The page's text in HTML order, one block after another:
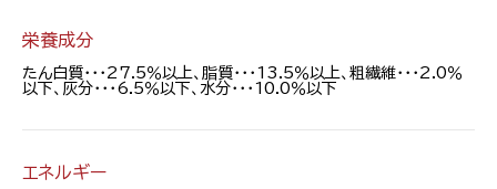
栄養成分
たん白質・・・27.5％以上、脂質・・・13.5％以上、粗繊維・・・2.0％
以下、灰分・・・6.5％以下、水分・・・10.0％以下
エネルギー